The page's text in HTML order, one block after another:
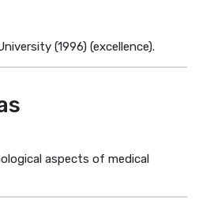
(1996) (excellence).
aspects of medical